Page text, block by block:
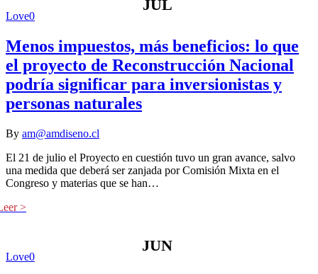
JUL
Love0
Menos impuestos, más beneficios: lo que
el proyecto de Reconstrucción Nacional
podría significar para inversionistas y
personas naturales
By am@amdiseno.cl
El 21 de julio el Proyecto en cuestión tuvo un gran avance, salvo
una medida que deberá ser zanjada por Comisión Mixta en el
Congreso y materias que se han…
JUN
Love0